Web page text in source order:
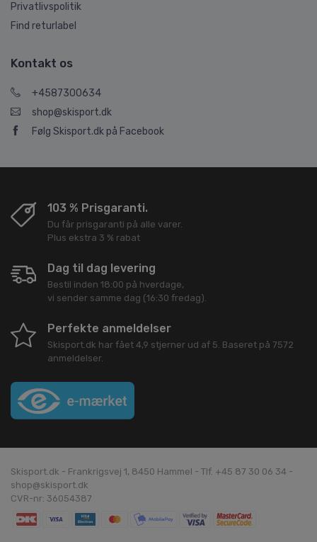
Privatlivspolitik
Find returlabel
Kontakt os
+4587300634
shop@skisport.dk
Følg Skisport.dk på Facebook
103 % Prisgaranti.
Du får prisgaranti på alle varer.
Plus ekstra 3 % rabat
Dag til dag levering
Bestil inden 18:00 på hverdage,
vi sender samme dag (16:30 fredag).
Perfekte anmeldelser
Skisport.dk har fået 4,9 stjerner ud af 5. Baseret på 7572
anmeldelser.
Skisport.dk - Frankrigsvej 1, 8450 Hammel - Tlf. +45 87 30 06 34 -
shop@skisport.dk
CVR-nr: 36054387